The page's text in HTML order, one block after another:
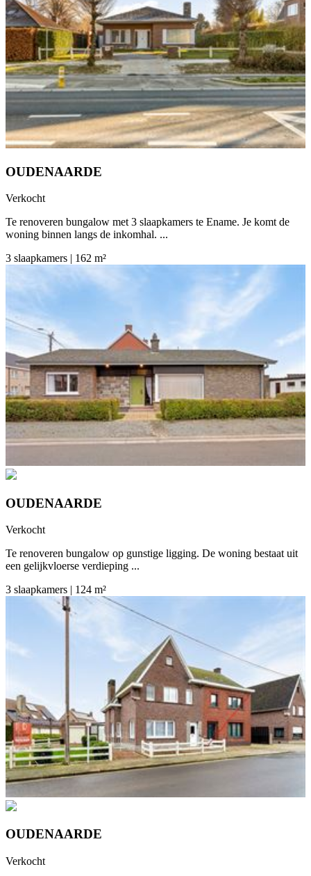
OUDENAARDE
Verkocht
Te renoveren bungalow met 3 slaapkamers te Ename. Je komt de
woning binnen langs de inkomhal. ...
3 slaapkamers | 162 m²
OUDENAARDE
Verkocht
Te renoveren bungalow op gunstige ligging. De woning bestaat uit
een gelijkvloerse verdieping ...
3 slaapkamers | 124 m²
OUDENAARDE
Verkocht